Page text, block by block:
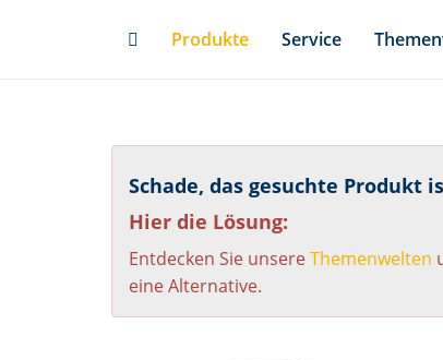
Produkte Service
Schade, das gesuchte Produkt
Hier die Lösung:
Entdecken Sie unsereThemenwelten
eine Alternative.